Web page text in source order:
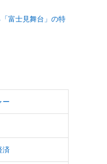
富士見舞台」の特
ー
済